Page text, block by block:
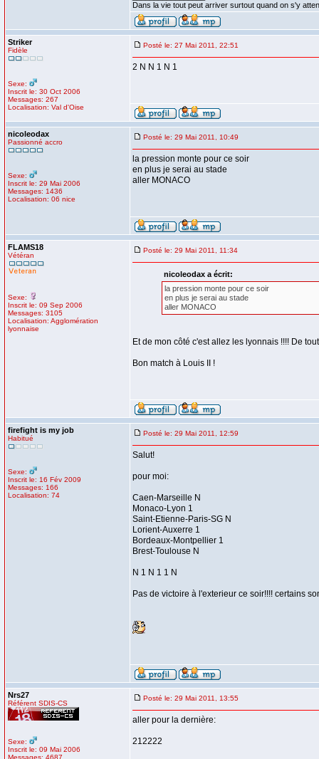
Dans la vie tout peut arriver surtout quand on s'y
Striker
Fidèle
Sexe:
Inscrit le: 30 Oct 2006
Messages: 267
Localisation: Val d'Oise
Posté le: 27 Mai 2011, 22:51
2 N N 1 N 1
nicoleodax
Passionné accro
Sexe:
Inscrit le: 29 Mai 2006
Messages: 1436
Localisation: 06 nice
Posté le: 29 Mai 2011, 10:49
la pression monte pour ce soir
en plus je serai au stade
aller MONACO
FLAMS18
Vétéran
Sexe:
Inscrit le: 09 Sep 2006
Messages: 3105
Localisation: Agglomération
lyonnaise
Posté le: 29 Mai 2011, 11:34
nicoleodax a écrit:
la pression monte pour ce soir
en plus je serai au stade
aller MONACO
Et de mon côté c'est allez les lyonnais !!!! De
Bon match à Louis II !
firefight is my job
Habitué
Sexe:
Inscrit le: 16 Fév 2009
Messages: 166
Localisation: 74
Posté le: 29 Mai 2011, 12:59
Salut!
pour moi:
Caen-Marseille N
Monaco-Lyon 1
Saint-Etienne-Paris-SG N
Lorient-Auxerre 1
Bordeaux-Montpellier 1
Brest-Toulouse N
N 1 N 1 1 N
Pas de victoire à l'exterieur ce soir!!!! certains
Nrs27
Référent SDIS-CS
Sexe:
Inscrit le: 09 Mai 2006
Messages: 4687
Posté le: 29 Mai 2011, 13:55
aller pour la dernière:
212222